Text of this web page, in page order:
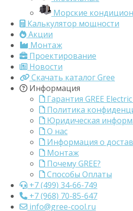
Морские
Калькулятор мощности
Акции
Монтаж
Проектирование
Новости
Скачать каталог Gree
Информация
Гарантия GREE
Политика
Юридическая
О нас
Информация о
Монтаж
Почему GREE?
Способы Оплаты
+7 (499) 34-66-749
+7 (968) 70-85-647
info@gree-cool.ru